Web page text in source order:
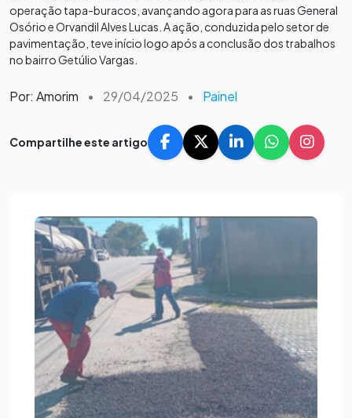
operação tapa-buracos, avançando agora para as ruas General
Osório e Orvandil Alves Lucas. A ação, conduzida pelo setor de
pavimentação, teve início logo após a conclusão dos trabalhos
no bairro Getúlio Vargas.
Por: Amorim • 29/04/2025 • Painel
Compartilhe este artigo